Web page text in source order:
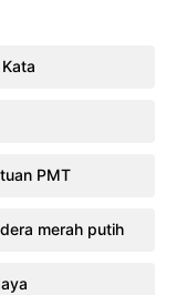
PMT
merah putih